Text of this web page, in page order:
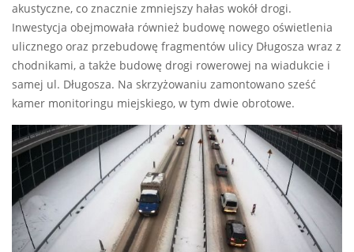
akustyczne, co znacznie zmniejszy hałas wokół drogi.
Inwestycja obejmowała również budowę nowego oświetlenia
ulicznego oraz przebudowę fragmentów ulicy Długosza wraz z
chodnikami, a także budowę drogi rowerowej na wiadukcie i
samej ul. Długosza. Na skrzyżowaniu zamontowano sześć
kamer monitoringu miejskiego, w tym dwie obrotowe.